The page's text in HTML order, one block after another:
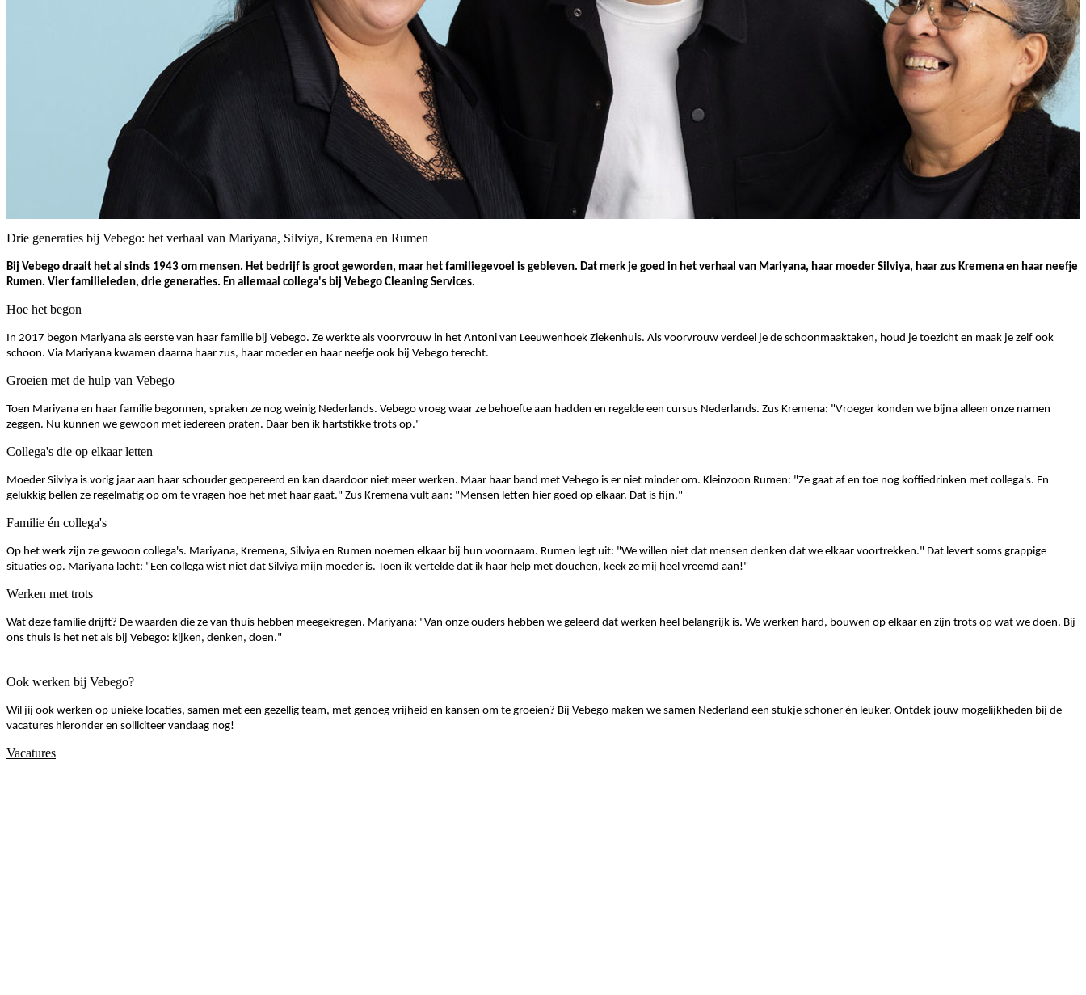
Drie generaties bij Vebego: het verhaal van Mariyana, Silviya, Kremena en Rumen
Bij Vebego draait het al sinds 1943 om mensen. Het bedrijf is groot geworden, maar het familiegevoel is gebleven. Dat merk je goed in het verhaal van Mariyana, haar moeder Silviya, haar zus Kremena en haar neefje
Rumen. Vier familieleden, drie generaties. En allemaal collega's bij Vebego Cleaning Services.
Hoe het begon
In 2017 begon Mariyana als eerste van haar familie bij Vebego. Ze werkte als voorvrouw in het Antoni van Leeuwenhoek Ziekenhuis. Als voorvrouw verdeel je de schoonmaaktaken, houd je toezicht en maak je zelf ook
schoon. Via Mariyana kwamen daarna haar zus, haar moeder en haar neefje ook bij Vebego terecht.
Groeien met de hulp van Vebego
Toen Mariyana en haar familie begonnen, spraken ze nog weinig Nederlands. Vebego vroeg waar ze behoefte aan hadden en regelde een cursus Nederlands. Zus Kremena: "Vroeger konden we bijna alleen onze namen
zeggen. Nu kunnen we gewoon met iedereen praten. Daar ben ik hartstikke trots op."
Collega's die op elkaar letten
Moeder Silviya is vorig jaar aan haar schouder geopereerd en kan daardoor niet meer werken. Maar haar band met Vebego is er niet minder om. Kleinzoon Rumen: "Ze gaat af en toe nog koffiedrinken met collega's. En
gelukkig bellen ze regelmatig op om te vragen hoe het met haar gaat." Zus Kremena vult aan: "Mensen letten hier goed op elkaar. Dat is fijn."
Familie én collega's
Op het werk zijn ze gewoon collega's. Mariyana, Kremena, Silviya en Rumen noemen elkaar bij hun voornaam. Rumen legt uit: "We willen niet dat mensen denken dat we elkaar voortrekken." Dat levert soms grappige
situaties op. Mariyana lacht: "Een collega wist niet dat Silviya mijn moeder is. Toen ik vertelde dat ik haar help met douchen, keek ze mij heel vreemd aan!"
Werken met trots
Wat deze familie drijft? De waarden die ze van thuis hebben meegekregen. Mariyana: "Van onze ouders hebben we geleerd dat werken heel belangrijk is. We werken hard, bouwen op elkaar en zijn trots op wat we doen. Bij
ons thuis is het net als bij Vebego: kijken, denken, doen."
Ook werken bij Vebego?
Wil jij ook werken op unieke locaties, samen met een gezellig team, met genoeg vrijheid en kansen om te groeien? Bij Vebego maken we samen Nederland een stukje schoner én leuker. Ontdek jouw mogelijkheden bij de
vacatures hieronder en solliciteer vandaag nog!
Vacatures